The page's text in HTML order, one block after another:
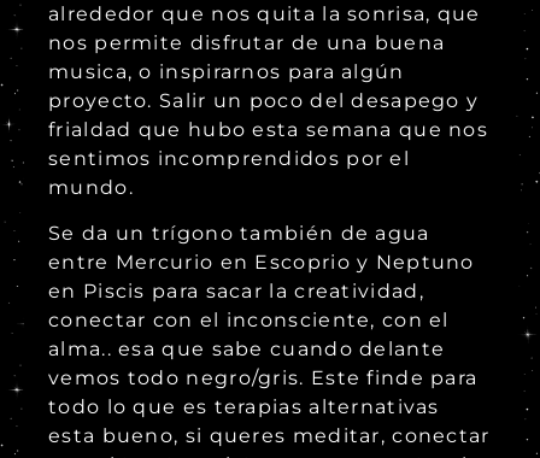
alrededor que nos quita la sonrisa, que
nos permite disfrutar de una buena
musica, o inspirarnos para algún
proyecto. Salir un poco del desapego y
frialdad que hubo esta semana que nos
sentimos incomprendidos por el
mundo.
Se da un trígono también de agua
entre Mercurio en Escoprio y Neptuno
en Piscis para sacar la creatividad,
conectar con el inconsciente, con el
alma.. esa que sabe cuando delante
vemos todo negro/gris. Este finde para
todo lo que es terapias alternativas
esta bueno, si queres meditar, conectar